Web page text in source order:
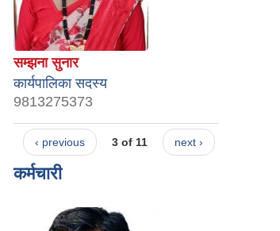
सम्झना सुनार
कार्यपालिका सदस्य
9813275373
‹ previous 3 of 11 next ›
कर्मचारी